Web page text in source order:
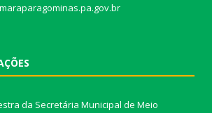
da Secretária Municipal de Meio